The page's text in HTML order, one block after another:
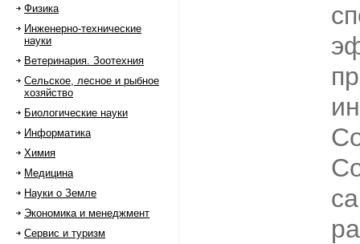
Физика
Инженерно-технические
науки
Ветеринария. Зоотехния
Сельское, лесное и рыбное
хозяйство
Биологические науки
Информатика
Химия
Медицина
Науки о Земле
Экономика и менеджмент
Сервис и туризм